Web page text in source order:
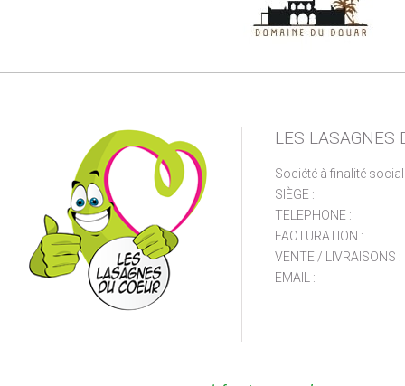
LES LASAGNES
Société à finalité
SIÈGE :
TELEPHONE :
FACTURATION :
VENTE / LIVRAISONS :
EMAIL :